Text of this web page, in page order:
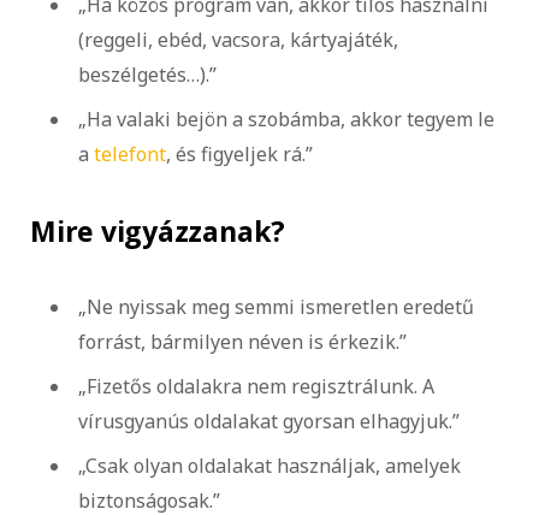
(reggeli, ebéd, vacsora, kártyajáték,
beszélgetés…).”
„Ha valaki bejön a szobámba, akkor tegyem le
a telefont, és figyeljek rá.”
Mire vigyázzanak?
„Ne nyissak meg semmi ismeretlen eredetű
forrást, bármilyen néven is érkezik.”
„Fizetős oldalakra nem regisztrálunk. A
vírusgyanús oldalakat gyorsan elhagyjuk.”
„Csak olyan oldalakat használjak, amelyek
biztonságosak.”